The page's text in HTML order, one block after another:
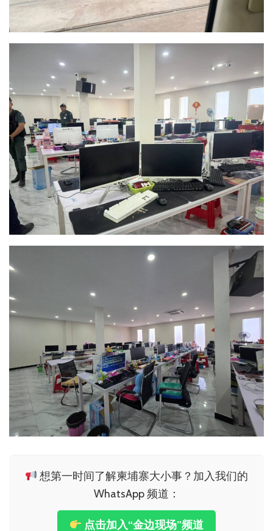
想第一时间了解柬埔寨大小事？加入我们的
WhatsApp 频道：
点击加入“金边现场”频道